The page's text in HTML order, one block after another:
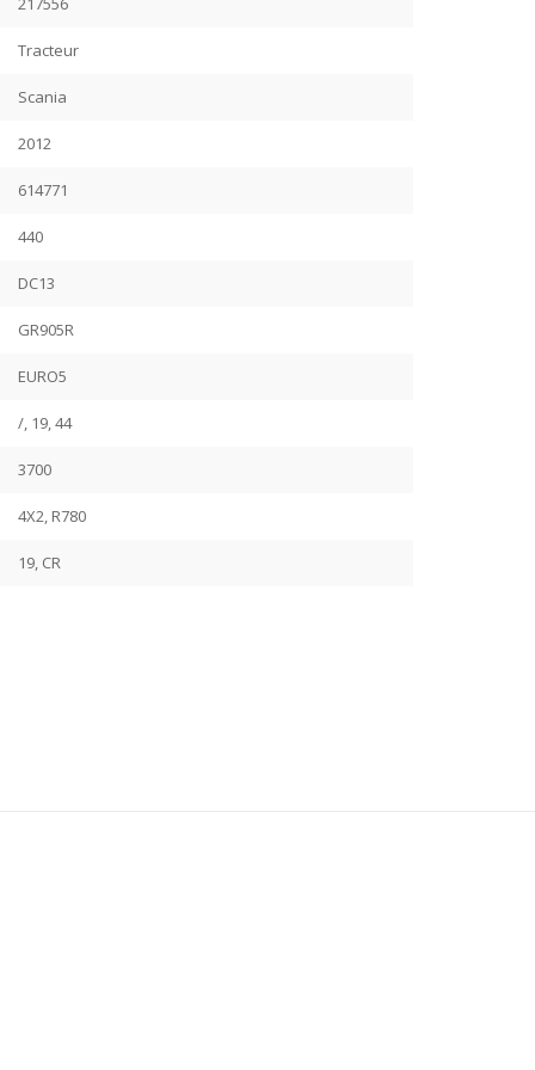
Tracteur
Scania
2012
614771
440
DC13
GR905R
EURO5
/, 19, 44
3700
4X2, R780
19, CR